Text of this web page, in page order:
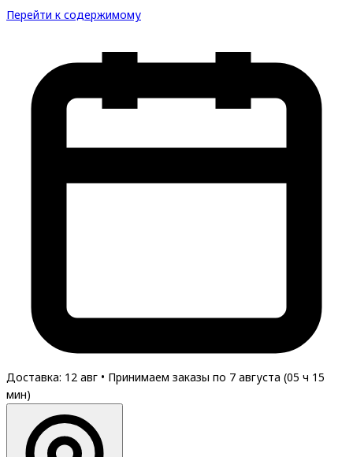
Перейти к содержимому
Доставка: 12 авг • Принимаем заказы по 7 августа (05 ч 15
мин)